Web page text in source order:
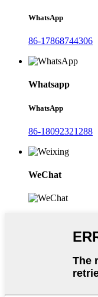
WhatsApp
86-17868744306
Whatsapp
WhatsApp
86-18092321288
WeChat